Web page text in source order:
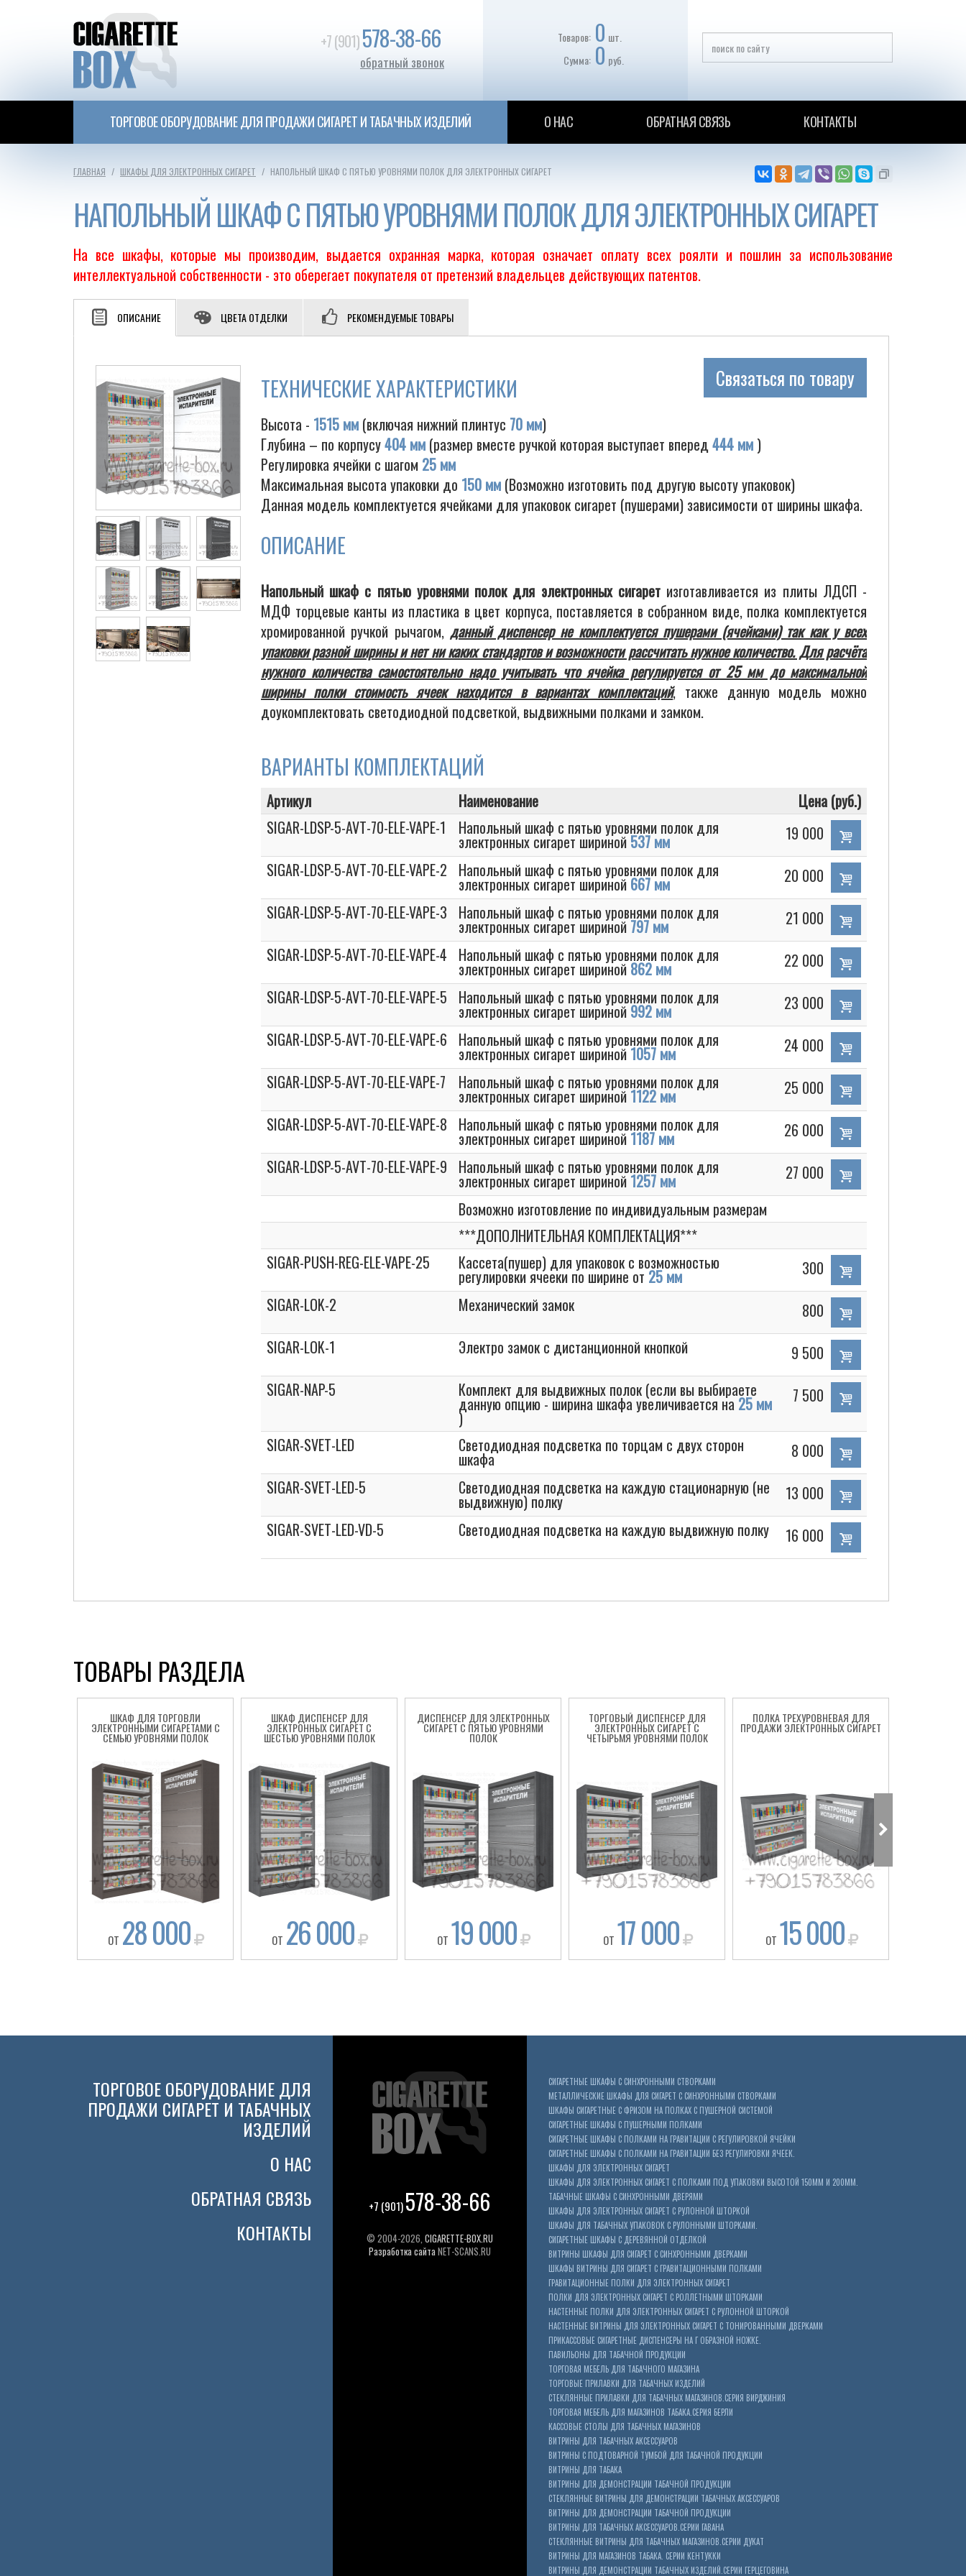
+7 (901)578-38-66
обратный звонок
Товаров: 0 шт.
Сумма: 0 руб.
ТОРГОВОЕ ОБОРУДОВАНИЕ ДЛЯ ПРОДАЖИ СИГАРЕТ И ТАБАЧНЫХ ИЗДЕЛИЙ О НАС ОБРАТНАЯ СВЯЗЬ КОНТАКТЫ
ГЛАВНАЯ ШКАФЫ ДЛЯ ЭЛЕКТРОННЫХ СИГАРЕТ НАПОЛЬНЫЙ ШКАФ С ПЯТЬЮ УРОВНЯМИ ПОЛОК ДЛЯ ЭЛЕКТРОННЫХ СИГАРЕТ
НАПОЛЬНЫЙ ШКАФ С ПЯТЬЮ УРОВНЯМИ ПОЛОК ДЛЯ ЭЛЕКТРОННЫХ СИГАРЕТ
На все шкафы, которые мы производим, выдается охранная марка, которая означает оплату всех роялти и пошлин за использование
интеллектуальной собственности - это оберегает покупателя от претензий владельцев действующих патентов.
ОПИСАНИЕ ЦВЕТА ОТДЕЛКИ РЕКОМЕНДУЕМЫЕ ТОВАРЫ
Связаться по товару
ТЕХНИЧЕСКИЕ ХАРАКТЕРИСТИКИ
Высота - 1515 мм (включая нижний плинтус 70 мм)
Глубина – по корпусу404 мм (размер вместе ручкой которая выступает вперед444 мм )
Регулировка ячейки с шагом 25 мм
Максимальная высота упаковки до 150 мм (Возможно изготовить под другую высоту упаковок)
Данная модель комплектуется ячейками для упаковок сигарет (пушерами) зависимости от ширины шкафа.
ОПИСАНИЕ
Напольный шкаф с пятью уровнями полок для электронных сигаретизготавливается из плиты ЛДСП -
МДФ торцевые канты из пластика в цвет корпуса, поставляется в собранном виде, полка комплектуется
хромированной ручкой рычагом, данный диспенсер не комплектуется пушерами (ячейками) так как у всех
упаковки разной ширины и нет ни каких стандартов и возможности рассчитать нужное количество. Для расчёта
нужного количества самостоятельно надо учитывать что ячейка регулируется от 25 мм до максимальной
ширины полки стоимость ячеек находится в вариантах комплектаций, также данную модель можно
доукомплектовать светодиодной подсветкой, выдвижными полками и замком.
ВАРИАНТЫ КОМПЛЕКТАЦИЙ
Артикул Наименование
Цена (руб.)
SIGAR-LDSP-5-AVT-70-ELE-VAPE-1
Напольный шкаф с пятью уровнями полок для
электронных сигарет шириной 537 мм
19 000
SIGAR-LDSP-5-AVT-70-ELE-VAPE-2 Напольный шкаф с пятью уровнями полок для
электронных сигарет шириной 667 мм
20 000
SIGAR-LDSP-5-AVT-70-ELE-VAPE-3 Напольный шкаф с пятью уровнями полок для
электронных сигарет шириной 797 мм
21 000
SIGAR-LDSP-5-AVT-70-ELE-VAPE-4 Напольный шкаф с пятью уровнями полок для
электронных сигарет шириной 862 мм
22 000
SIGAR-LDSP-5-AVT-70-ELE-VAPE-5 Напольный шкаф с пятью уровнями полок для
электронных сигарет шириной 992 мм
23 000
SIGAR-LDSP-5-AVT-70-ELE-VAPE-6 Напольный шкаф с пятью уровнями полок для
электронных сигарет шириной 1057 мм
24 000
SIGAR-LDSP-5-AVT-70-ELE-VAPE-7
Напольный шкаф с пятью уровнями полок для
электронных сигарет шириной 1122 мм
25 000
SIGAR-LDSP-5-AVT-70-ELE-VAPE-8 Напольный шкаф с пятью уровнями полок для
электронных сигарет шириной 1187 мм
26 000
SIGAR-LDSP-5-AVT-70-ELE-VAPE-9 Напольный шкаф с пятью уровнями полок для
электронных сигарет шириной 1257 мм
27 000
Возможно изготовление по индивидуальным размерам
***ДОПОЛНИТЕЛЬНАЯ КОМПЛЕКТАЦИЯ***
SIGAR-PUSH-REG-ELE-VAPE-25
Кассета(пушер) для упаковок с возможностью
регулировки ячееки по ширине от 25 мм
300
SIGAR-LOK-2
Механический замок
800
SIGAR-LOK-1
Электро замок с дистанционной кнопкой
9 500
SIGAR-NAP-5
Комплект для выдвижных полок (если вы выбираете
данную опцию - ширина шкафа увеличивается на 25 мм
)
7 500
SIGAR-SVET-LED Светодиодная подсветка по торцам с двух сторон
шкафа
8 000
SIGAR-SVET-LED-5
Светодиодная подсветка на каждую стационарную (не
выдвижную) полку
13 000
SIGAR-SVET-LED-VD-5
Светодиодная подсветка на каждую выдвижную полку 16 000
ТОВАРЫ РАЗДЕЛА
ШКАФ ДЛЯ ТОРГОВЛИ
ЭЛЕКТРОННЫМИ СИГАРЕТАМИ С
СЕМЬЮ УРОВНЯМИ ПОЛОК
ОТ 28 000
ШКАФ ДИСПЕНСЕР ДЛЯ
ЭЛЕКТРОННЫХ СИГАРЕТ С
ШЕСТЬЮ УРОВНЯМИ ПОЛОК
ОТ 26 000
ДИСПЕНСЕР ДЛЯ ЭЛЕКТРОННЫХ
СИГАРЕТ С ПЯТЬЮ УРОВНЯМИ
ПОЛОК
ОТ 19 000
ТОРГОВЫЙ ДИСПЕНСЕР ДЛЯ
ЭЛЕКТРОННЫХ СИГАРЕТ С
ЧЕТЫРЬМЯ УРОВНЯМИ ПОЛОК
ОТ 17 000
ПОЛКА ТРЕХУРОВНЕВАЯ ДЛЯ
ПРОДАЖИ ЭЛЕКТРОННЫХ СИГАРЕТ
ОТ 15 000
ТОРГОВОЕ ОБОРУДОВАНИЕ ДЛЯ
ПРОДАЖИ СИГАРЕТ И ТАБАЧНЫХ
ИЗДЕЛИЙ
О НАС
ОБРАТНАЯ СВЯЗЬ
КОНТАКТЫ
+7 (901)578-38-66
© 2004-2026, CIGARETTE-BOX.RU
Разработка сайтаNET-SCANS.RU
СИГАРЕТНЫЕ ШКАФЫ С СИНХРОННЫМИ СТВОРКАМИ
МЕТАЛЛИЧЕСКИЕ ШКАФЫ ДЛЯ СИГАРЕТ С СИНХРОННЫМИ СТВОРКАМИ
ШКАФЫ СИГАРЕТНЫЕ С ФРИЗОМ НА ПОЛКАХ С ПУШЕРНОЙ СИСТЕМОЙ
СИГАРЕТНЫЕ ШКАФЫ С ПУШЕРНЫМИ ПОЛКАМИ
СИГАРЕТНЫЕ ШКАФЫ С ПОЛКАМИ НА ГРАВИТАЦИИ С РЕГУЛИРОВКОЙ ЯЧЕЙКИ
СИГАРЕТНЫЕ ШКАФЫ С ПОЛКАМИ НА ГРАВИТАЦИИ БЕЗ РЕГУЛИРОВКИ ЯЧЕЕК.
ШКАФЫ ДЛЯ ЭЛЕКТРОННЫХ СИГАРЕТ
ШКАФЫ ДЛЯ ЭЛЕКТРОННЫХ СИГАРЕТ С ПОЛКАМИ ПОД УПАКОВКИ ВЫСОТОЙ 150ММ И 200ММ.
ТАБАЧНЫЕ ШКАФЫ С СИНХРОННЫМИ ДВЕРЯМИ
ШКАФЫ ДЛЯ ЭЛЕКТРОННЫХ СИГАРЕТ С РУЛОННОЙ ШТОРКОЙ
ШКАФЫ ДЛЯ ТАБАЧНЫХ УПАКОВОК С РУЛОННЫМИ ШТОРКАМИ.
СИГАРЕТНЫЕ ШКАФЫ С ДЕРЕВЯННОЙ ОТДЕЛКОЙ
ВИТРИНЫ ШКАФЫ ДЛЯ СИГАРЕТ С СИНХРОННЫМИ ДВЕРКАМИ
ШКАФЫ ВИТРИНЫ ДЛЯ СИГАРЕТ С ГРАВИТАЦИОННЫМИ ПОЛКАМИ
ГРАВИТАЦИОННЫЕ ПОЛКИ ДЛЯ ЭЛЕКТРОННЫХ СИГАРЕТ
ПОЛКИ ДЛЯ ЭЛЕКТРОННЫХ СИГАРЕТ С РОЛЛЕТНЫМИ ШТОРКАМИ
НАСТЕННЫЕ ПОЛКИ ДЛЯ ЭЛЕКТРОННЫХ СИГАРЕТ С РУЛОННОЙ ШТОРКОЙ
НАСТЕННЫЕ ВИТРИНЫ ДЛЯ ЭЛЕКТРОННЫХ СИГАРЕТ С ТОНИРОВАННЫМИ ДВЕРКАМИ
ПРИКАССОВЫЕ СИГАРЕТНЫЕ ДИСПЕНСЕРЫ НА Г ОБРАЗНОЙ НОЖКЕ.
ПАВИЛЬОНЫ ДЛЯ ТАБАЧНОЙ ПРОДУКЦИИ
ТОРГОВАЯ МЕБЕЛЬ ДЛЯ ТАБАЧНОГО МАГАЗИНА
ТОРГОВЫЕ ПРИЛАВКИ ДЛЯ ТАБАЧНЫХ ИЗДЕЛИЙ
СТЕКЛЯННЫЕ ПРИЛАВКИ ДЛЯ ТАБАЧНЫХ МАГАЗИНОВ.СЕРИЯ ВИРДЖИНИЯ
ТОРГОВАЯ МЕБЕЛЬ ДЛЯ МАГАЗИНОВ ТАБАКА.СЕРИЯ БЕРЛИ
КАССОВЫЕ СТОЛЫ ДЛЯ ТАБАЧНЫХ МАГАЗИНОВ
ВИТРИНЫ ДЛЯ ТАБАЧНЫХ АКСЕССУАРОВ
ВИТРИНЫ С ПОДТОВАРНОЙ ТУМБОЙ ДЛЯ ТАБАЧНОЙ ПРОДУКЦИИ
ВИТРИНЫ ДЛЯ ТАБАКА
ВИТРИНЫ ДЛЯ ДЕМОНСТРАЦИИ ТАБАЧНОЙ ПРОДУКЦИИ
СТЕКЛЯННЫЕ ВИТРИНЫ ДЛЯ ДЕМОНСТРАЦИИ ТАБАЧНЫХ АКСЕССУАРОВ
ВИТРИНЫ ДЛЯ ДЕМОНСТРАЦИИ ТАБАЧНОЙ ПРОДУКЦИИ
ВИТРИНЫ ДЛЯ ТАБАЧНЫХ АКСЕССУАРОВ.СЕРИИ ГАВАНА
СТЕКЛЯННЫЕ ВИТРИНЫ ДЛЯ ТАБАЧНЫХ МАГАЗИНОВ.СЕРИИ ДУКАТ
ВИТРИНЫ ДЛЯ МАГАЗИНОВ ТАБАКА. СЕРИИ КЕНТУККИ
ВИТРИНЫ ДЛЯ ДЕМОНСТРАЦИИ ТАБАЧНЫХ ИЗДЕЛИЙ.СЕРИИ ГЕРЦЕГОВИНА